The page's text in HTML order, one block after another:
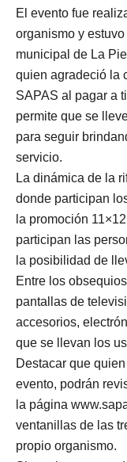
El evento fue
organismo y
municipal de La
quien agradeció la
SAPAS al pagar a
permite que se
para seguir
servicio.
La dinámica de la
donde participan
la promoción
participan las
la posibilidad de
Entre los
pantallas de
accesorios,
que se llevan los
Destacar que
evento, podrán
la página
ventanillas de las
propio organismo.